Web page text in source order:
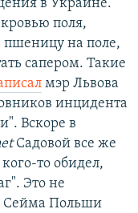
в Украине.
поля,
пшеницу на поле,
сапером. Такие
мэр Львова
инцидента
Вскоре в
Садовой все же
то обидел,
Это не
Сейма Польши